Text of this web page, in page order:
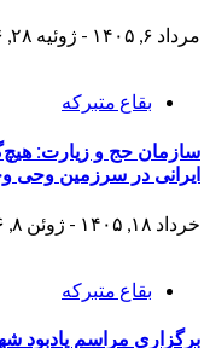
مرداد ۶, ۱۴۰۵ - ژوئیه ۲۸, ۲۰۲۶
بقاع متبرکه
سازمان حج و زیارت:
ایرانی در سرزمین وحی
خرداد ۱۸, ۱۴۰۵ - ژوئن ۸, ۲۰۲۶
بقاع متبرکه
برگزاری مراسم یادبود